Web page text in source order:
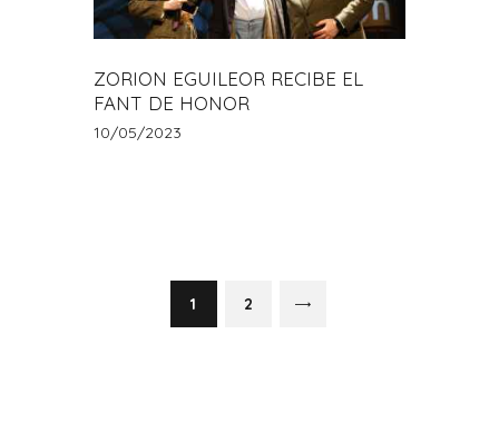
ZORION EGUILEOR RECIBE EL
FANT DE HONOR
10/05/2023
PAGE
1 PAGE
2
>